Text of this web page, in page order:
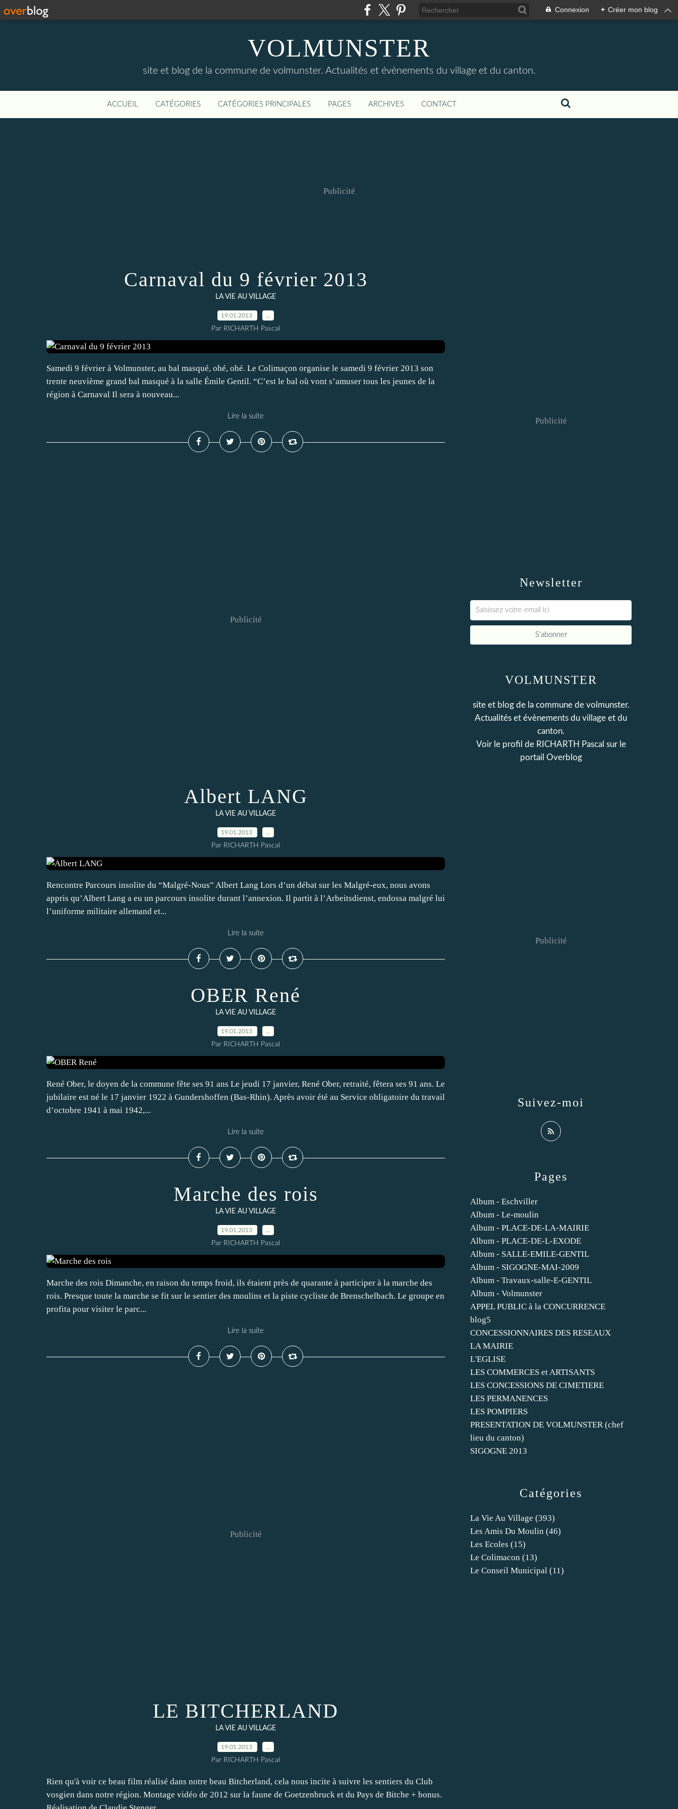
Connexion + Créer mon blog
VOLMUNSTER
site et blog de la commune de volmunster. Actualités et évènements du village et du canton.
ACCUEIL CATÉGORIES CATÉGORIES PRINCIPALES PAGES ARCHIVES CONTACT
Publicité
Carnaval du 9 février 2013
LA VIE AU VILLAGE
19.01.2013
Par RICHARTH Pascal
Samedi 9 février à Volmunster, au bal masqué, ohé, ohé. Le Colimaçon organise le samedi 9 février 2013 son
trente neuvième grand bal masqué à la salle Émile Gentil. “C’est le bal où vont s’amuser tous les jeunes de la
région à Carnaval Il sera à nouveau...
Lire la suite
Publicité
Albert LANG
LA VIE AU VILLAGE
19.01.2013
Par RICHARTH Pascal
Rencontre Parcours insolite du “Malgré-Nous” Albert Lang Lors d’un débat sur les Malgré-eux, nous avons
appris qu’Albert Lang a eu un parcours insolite durant l’annexion. Il partit à l’Arbeitsdienst, endossa malgré lui
l’uniforme militaire allemand et...
Lire la suite
OBER René
LA VIE AU VILLAGE
19.01.2013
Par RICHARTH Pascal
René Ober, le doyen de la commune fête ses 91 ans Le jeudi 17 janvier, René Ober, retraité, fêtera ses 91 ans. Le
jubilaire est né le 17 janvier 1922 à Gundershoffen (Bas-Rhin). Après avoir été au Service obligatoire du travail
d’octobre 1941 à mai 1942,...
Lire la suite
Marche des rois
LA VIE AU VILLAGE
19.01.2013
Par RICHARTH Pascal
Marche des rois Dimanche, en raison du temps froid, ils étaient près de quarante à participer à la marche des
rois. Presque toute la marche se fit sur le sentier des moulins et la piste cycliste de Brenschelbach. Le groupe en
profita pour visiter le parc...
Lire la suite
Publicité
LE BITCHERLAND
LA VIE AU VILLAGE
19.01.2013
Par RICHARTH Pascal
Rien qu'à voir ce beau film réalisé dans notre beau Bitcherland, cela nous incite à suivre les sentiers du Club
vosgien dans notre région. Montage vidéo de 2012 sur la faune de Goetzenbruck et du Pays de Bitche + bonus.
Newsletter
Publicité
Catégories
La Vie Au Village (393)
Les Amis Du Moulin (46)
Les Ecoles (15)
Le Colimacon (13)
Le Conseil Municipal (11)
Pages
Album - Eschviller
Album - Le-moulin
Album - PLACE-DE-LA-MAIRIE
Album - PLACE-DE-L-EXODE
Album - SALLE-EMILE-GENTIL
Album - SIGOGNE-MAI-2009
Album - Travaux-salle-E-GENTIL
Album - Volmunster
APPEL PUBLIC à la CONCURRENCE
blog5
CONCESSIONNAIRES DES RESEAUX
LA MAIRIE
L'EGLISE
LES COMMERCES et ARTISANTS
LES CONCESSIONS DE CIMETIERE
LES PERMANENCES
LES POMPIERS
PRESENTATION DE VOLMUNSTER (chef
lieu du canton)
SIGOGNE 2013
VOLMUNSTER
site et blog de la commune de volmunster.
Actualités et évènements du village et du
canton.
Voir le profil de RICHARTH Pascal sur le
portail Overblog
Suivez-moi
Publicité